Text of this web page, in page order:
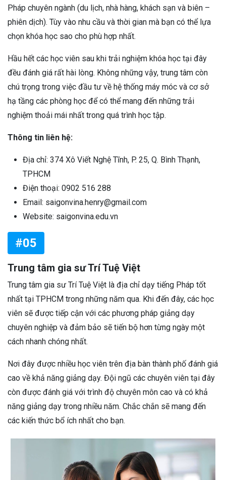
Pháp chuyên ngành (du lịch, nhà hàng, khách sạn và biên –
phiên dịch). Tùy vào nhu cầu và thời gian mà bạn có thể lựa
chọn khóa học sao cho phù hợp nhất.
Hầu hết các học viên sau khi trải nghiệm khóa học tại đây
đều đánh giá rất hài lòng. Không những vậy, trung tâm còn
chú trọng trong việc đầu tư về hệ thống máy móc và cơ sở
hạ tầng các phòng học để có thể mang đến những trải
nghiệm thoải mái nhất trong quá trình học tập.
Thông tin liên hệ:
Địa chỉ: 374 Xô Viết Nghệ Tĩnh, P. 25, Q. Bình Thạnh,
TPHCM
Điện thoại: 0902 516 288
Email: saigonvina.henry@gmail.com
Website: saigonvina.edu.vn
#05
Trung tâm gia sư Trí Tuệ Việt
Trung tâm gia sư Trí Tuệ Việt là địa chỉ dạy tiếng Pháp tốt
nhất tại TPHCM trong những năm qua. Khi đến đây, các học
viên sẽ được tiếp cận với các phương pháp giảng dạy
chuyên nghiệp và đảm bảo sẽ tiến bộ hơn từng ngày một
cách nhanh chóng nhất.
Nơi đây được nhiều học viên trên địa bàn thành phố đánh giá
cao về khả năng giảng dạy. Đội ngũ các chuyên viên tại đây
còn được đánh giá với trình độ chuyên môn cao và có khả
năng giảng dạy trong nhiều năm. Chắc chắn sẽ mang đến
các kiến thức bổ ích nhất cho bạn.